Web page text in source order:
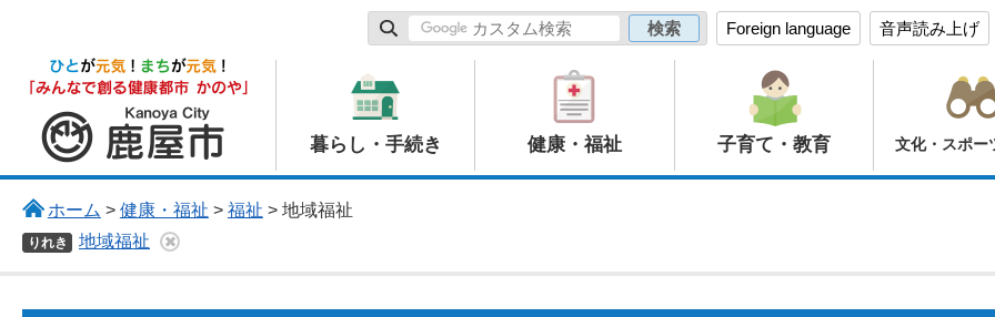
Foreign language 音声読み上げ
鹿屋市
暮らし・手続き 健康・福祉 子育て・教育 文化・スポー
ホーム > 健康・福祉 > 福祉 > 地域福祉
りれき 地域福祉